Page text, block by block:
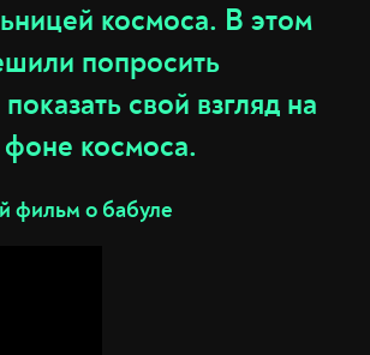
космоса. В этом
попросить
свой взгляд на
космоса.
фильм о бабуле